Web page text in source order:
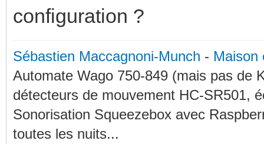
configuration ?
Sébastien Maccagnoni-Munch - Maison
Automate Wago 750-849 (mais pas de
détecteurs de mouvement HC-SR501,
Sonorisation Squeezebox avec
toutes les nuits...